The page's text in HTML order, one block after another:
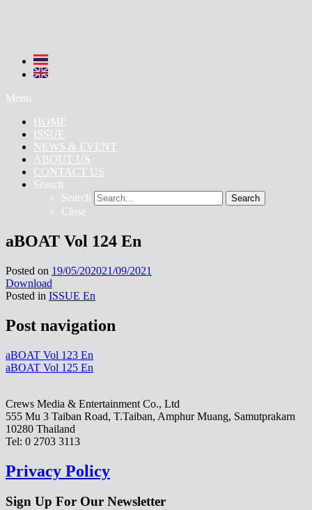
Menu
HOME
ISSUE
NEWS & EVENT
ABOUT US
CONTACT US
Search
Search
Search
Close
aBOAT Vol 124 En
Posted on 19/05/202021/09/2021
Download
Posted in ISSUE En
Post navigation
aBOAT Vol 123 En
aBOAT Vol 125 En
Crews Media & Entertainment Co., Ltd
555 Mu 3 Taiban Road, T.Taiban, Amphur Muang, Samutprakarn
10280 Thailand
Tel: 0 2703 3113
Privacy Policy
Sign Up For Our Newsletter